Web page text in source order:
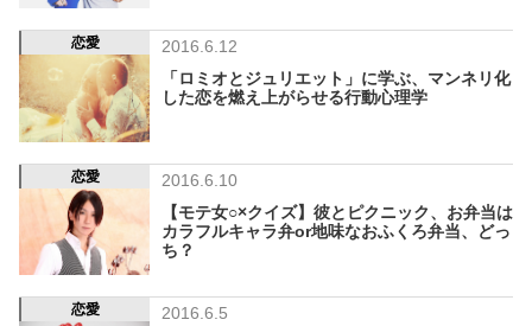
恋愛
2016.6.12
「ロミオとジュリエット」に学ぶ、マンネリ化
した恋を燃え上がらせる行動心理学
恋愛
2016.6.10
【モテ女○×クイズ】彼とピクニック、お弁当は
カラフルキャラ弁or地味なおふくろ弁当、どっ
ち？
恋愛
2016.6.5